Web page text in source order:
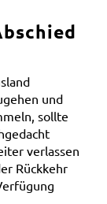
und
sollte
verlassen
Rückkehr